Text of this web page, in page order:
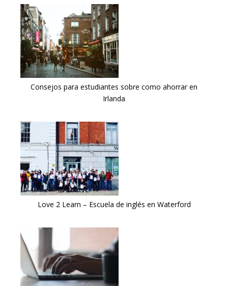
Consejos para estudiantes sobre como ahorrar en
Irlanda
Love 2 Learn – Escuela de inglés en Waterford